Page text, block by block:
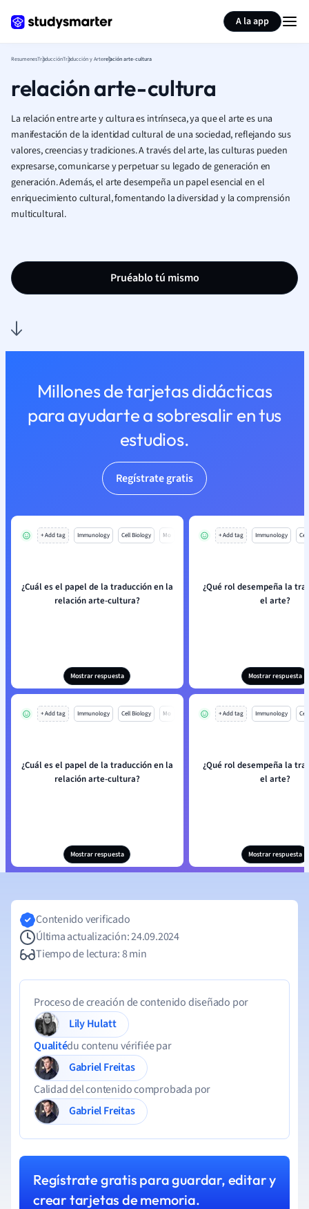
A la app
ResumenesTraducciónTraducción y Arterelación arte-cultura
relación arte-cultura
La relación entre arte y cultura es intrínseca, ya que el arte es una
manifestación de la identidad cultural de una sociedad, reflejando sus
valores, creencias y tradiciones. A través del arte, las culturas pueden
expresarse, comunicarse y perpetuar su legado de generación en
generación. Además, el arte desempeña un papel esencial en el
enriquecimiento cultural, fomentando la diversidad y la comprensión
multicultural.
Pruéablo tú mismo
Millones de tarjetas didácticas
para ayudarte a sobresalir en tus
estudios.
Regístrate gratis
+ Add tag Immunology Cell Biology Mo
¿Cuál es el papel de la traducción en la
relación arte-cultura?
Mostrar respuesta
+ Add tag Immunology
¿Qué rol desempeña la
el arte?
Mostrar respuesta
+ Add tag Immunology Cell Biology Mo
¿Cuál es el papel de la traducción en la
relación arte-cultura?
Mostrar respuesta
+ Add tag Immunology
¿Qué rol desempeña la
el arte?
Mostrar respuesta
Resumir página
Contenido verificado
Última actualización: 24.09.2024
Tiempo de lectura: 8 min
Proceso de creación de contenido diseñado por
Lily Hulatt
Qualitédu contenu vérifiée par
Gabriel Freitas
Calidad del contenido comprobada por
Gabriel Freitas
Regístrate gratis para guardar, editar y
crear tarjetas de memoria.